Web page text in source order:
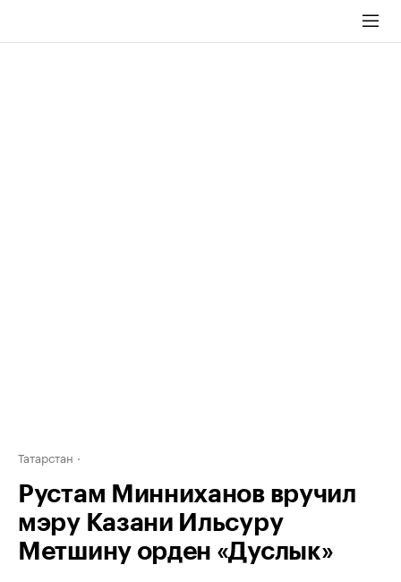
Татарстан
Рустам Минниханов вручил
мэру Казани Ильсуру
Метшину орден «Дуслык»